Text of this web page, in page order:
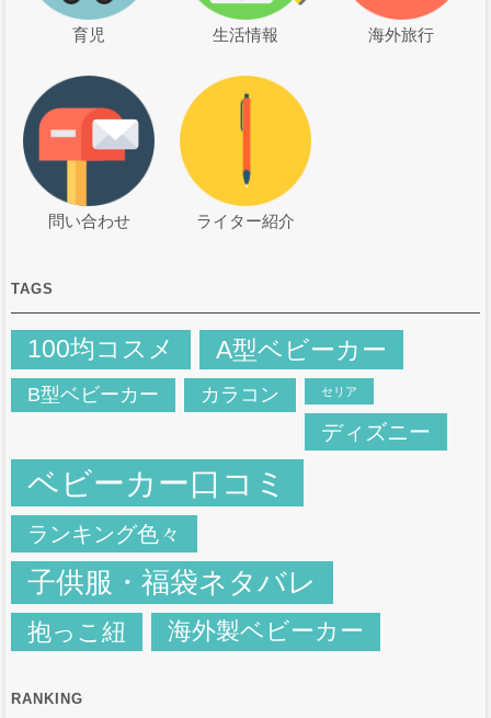
育児 生活情報 海外旅行
問い合わせ ライター紹介
TAGS
100均コスメ A型ベビーカー
B型ベビーカー カラコン セリア
ディズニー
ベビーカー口コミ
ランキング色々
子供服・福袋ネタバレ
抱っこ紐 海外製ベビーカー
RANKING